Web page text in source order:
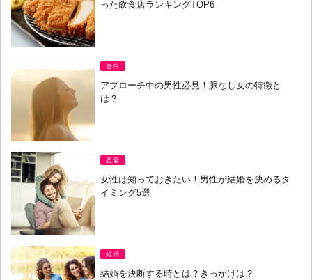
った飲食店ランキングTOP6
告白
アプローチ中の男性必見！脈なし女の特徴と
は？
恋愛
女性は知っておきたい！男性が結婚を決めるタ
イミング5選
結婚
結婚を決断する時とは？きっかけは？